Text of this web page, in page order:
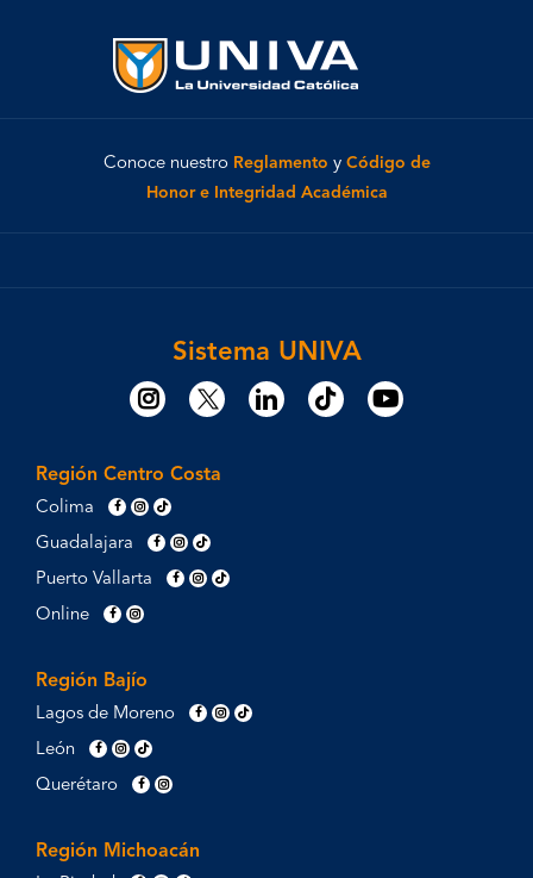
Conoce nuestro Reglamento y Código de
Honor e Integridad Académica
Sistema UNIVA
Región Centro Costa
Colima
Guadalajara
Puerto Vallarta
Online
Región Bajío
Lagos de Moreno
León
Querétaro
Región Michoacán